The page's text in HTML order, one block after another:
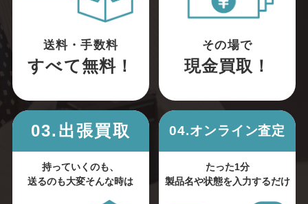
送料・手数料
すべて無料！
その場で
現金買取！
03.出張買取
持っていくのも、
送るのも大変そんな時は
04.オンライン査定
たった1分
製品名や状態を入力するだけ